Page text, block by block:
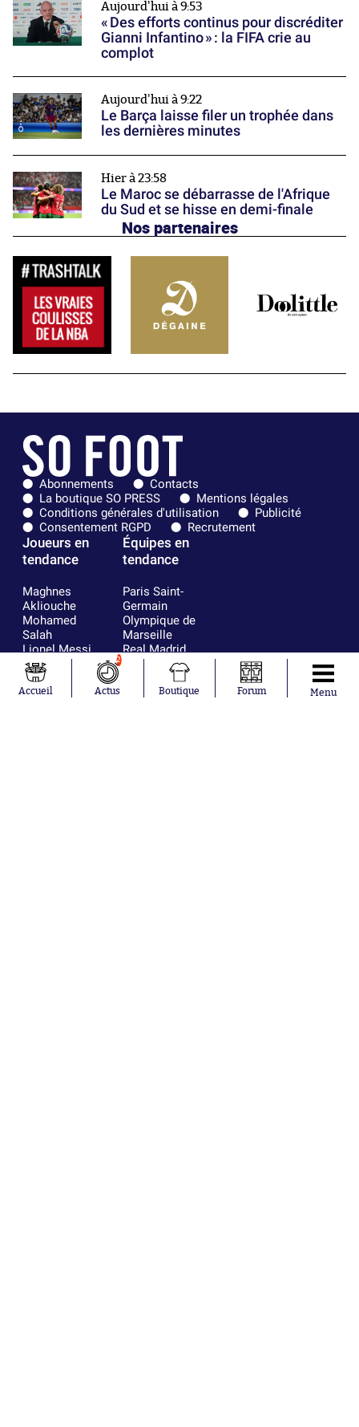
Aujourd'hui à 9:53
« Des efforts continus pour discréditer
Gianni Infantino » : la FIFA crie au
complot
Aujourd'hui à 9:22
Le Barça laisse filer un trophée dans
les dernières minutes
Hier à 23:58
Le Maroc se débarrasse de l'Afrique
du Sud et se hisse en demi-finale
Nos partenaires
Abonnements
Contacts
La boutique SO PRESS
Mentions légales
Conditions générales d'utilisation
Publicité
Consentement RGPD
Recrutement
Joueurs en
tendance
Maghnes
Akliouche
Mohamed
Salah
Lionel Messi
Ferrán Torres
Kilian Corredor
Franco
Équipes en
tendance
Paris Saint-
Germain
Olympique de
Marseille
Real Madrid
FIFA
Olympique
lyonnais
Accueil
2
Actus Boutique Forum Menu